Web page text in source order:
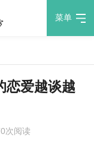
菜单
恋爱越谈越
次阅读